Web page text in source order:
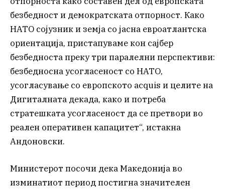
безбедност и демократската отпорност. Како
НАТО сојузник и земја со јасна евроатлантска
ориентација, пристапуваме кон сајбер
безбедноста преку три паралелни перспективи:
безбедносна усогласеност со НАТО,
усогласување со европското acquis и целите на
Дигиталната декада, како и потреба
стратешката усогласеност да се претвори во
реален оперативен капацитет“, истакна
Андоновски.
Министерот посочи дека Македонија во
изминатиот период постигна значителен